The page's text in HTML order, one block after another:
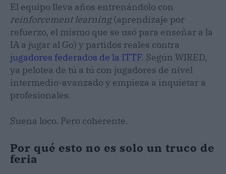
El equipo lleva años entrenándolo con
reinforcement learning(aprendizaje por
refuerzo, el mismo que se usó para enseñar a la
IA a jugar al Go) y partidos reales contra
jugadores federados de la ITTF. Según WIRED,
ya pelotea de tú a tú con jugadores de nivel
intermedio-avanzado y empieza a inquietar a
profesionales.
Suena loco. Pero coherente.
Por qué esto no es solo un truco de
feria